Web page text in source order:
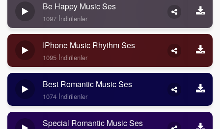
Be Happy Music Ses
1097 İndirilenler
IPhone Music Rhythm Ses
1095 İndirilenler
Best Romantic Music Ses
1074 İndirilenler
Special Romantic Music Ses